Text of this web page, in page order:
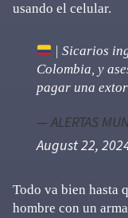
usando el celular.
| Sicarios
Colombia, y
pagar una
— ALERTAS
August 22,
Todo va bien hasta
hombre con un